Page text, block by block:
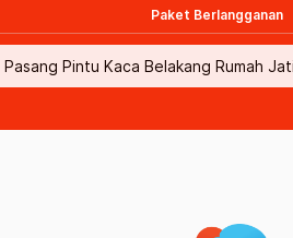
Paket Berlangganan